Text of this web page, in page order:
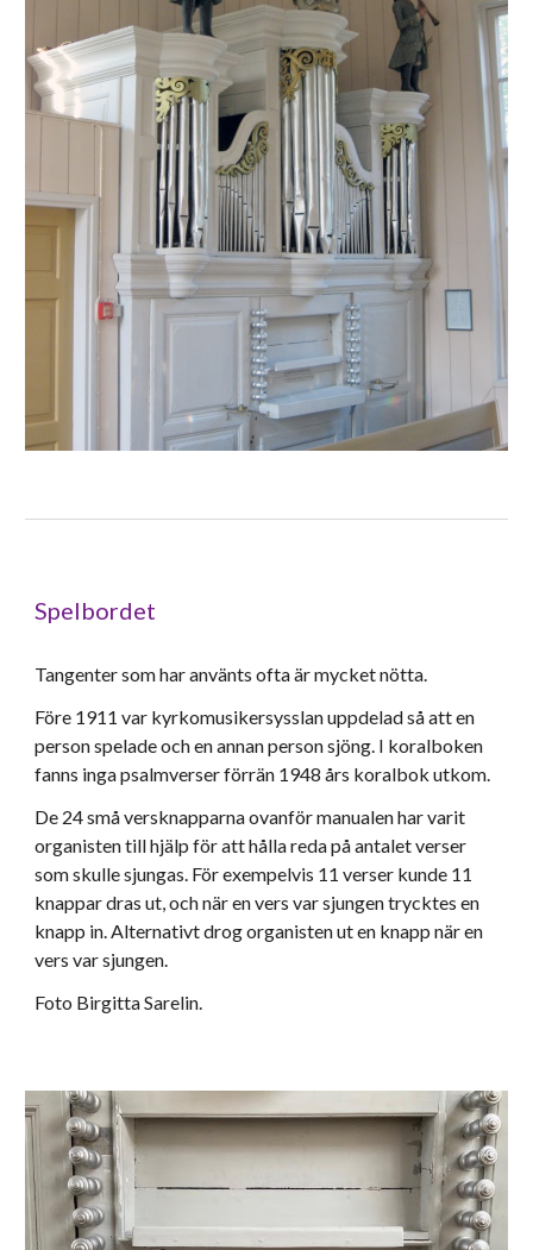
Spelbordet
Tangenter som har använts ofta är mycket nötta.
Före 1911 var kyrkomusikersysslan uppdelad så att en
person spelade och en annan person sjöng. I koralboken
fanns inga psalmverser förrän 1948 års koralbok utkom.
De 24 små versknapparna ovanför manualen har varit
organisten till hjälp för att hålla reda på antalet verser
som skulle sjungas. För exempelvis 11 verser kunde 11
knappar dras ut, och när en vers var sjungen trycktes en
knapp in. Alternativt drog organisten ut en knapp när en
vers var sjungen.
Foto Birgitta Sarelin.